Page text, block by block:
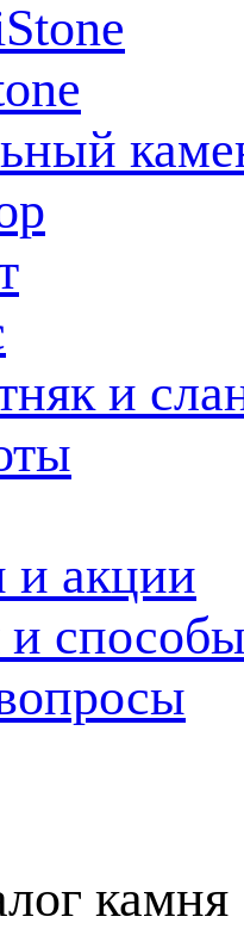
и
и акции
и
камня